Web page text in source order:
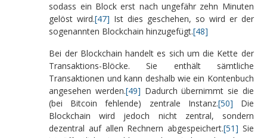
sodass ein Block erst nach ungefähr zehn Minuten
gelöst wird.[47] Ist dies geschehen, so wird er der
sogenannten Blockchain hinzugefügt.[48]
Bei der Blockchain handelt es sich um die Kette der
Transaktions-Blöcke. Sie enthält sämtliche
Transaktionen und kann deshalb wie ein Kontenbuch
angesehen werden.[49] Dadurch übernimmt sie die
(bei Bitcoin fehlende) zentrale Instanz.[50] Die
Blockchain wird jedoch nicht zentral, sondern
dezentral auf allen Rechnern abgespeichert.[51] Sie